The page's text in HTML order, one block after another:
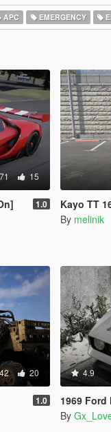
APC EMERGENCY
15
1.0 Kayo TT
By melinik
20
1.0
4.9
1969 Ford
By